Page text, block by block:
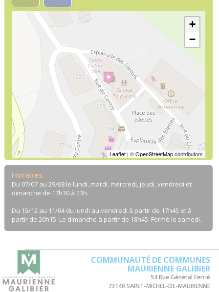
+
−
Leaflet| ©OpenStreetMapcontributors
Horaires
Du 07/07 au 29/08 le lundi, mardi, mercredi, jeudi, vendredi et
dimanche de 17h30 à 23h.
Du 15/12 au 11/04 du lundi au vendredi à partir de 17h45 et à
partir de 20h15. Le dimanche à partir de 18h45. Fermé le samedi.
COMMUNAUTÉ DE COMMUNES
MAURIENNE GALIBIER
54 Rue Général Ferrié
73140 SAINT-MICHEL-DE-MAURIENNE